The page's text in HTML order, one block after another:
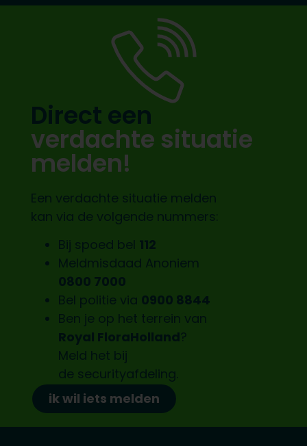
Direct een
verdachte situatie
melden!
Een verdachte situatie melden
kan via de volgende nummers:
Bij spoed bel 112
Meldmisdaad Anoniem
0800 7000
Bel politie via 0900 8844
Ben je op het terrein van
Royal FloraHolland?
Meld het bij
de securityafdeling.
ik wil iets melden